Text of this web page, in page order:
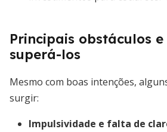
Principais obstáculos e
superá-los
Mesmo com boas intenções,
surgir:
Impulsividade e falta de